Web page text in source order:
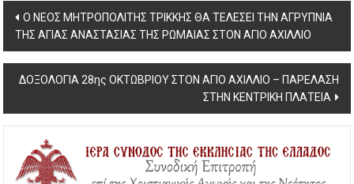
Post
navigation
Ο ΝΕΟΣ ΜΗΤΡΟΠΟΛΙΤΗΣ ΤΡΙΚΚΗΣ ΘΑ ΤΕΛΕΣΕΙ ΤΗΝ ΑΓΡΥΠΝΙΑ
ΤΗΣ ΑΓΙΑΣ ΑΝΑΣΤΑΣΙΑΣ ΤΗΣ ΡΩΜΑΙΑΣ ΣΤΟΝ ΑΓΙΟ ΑΧΙΛΛΙΟ
ΔΟΞΟΛΟΓΙΑ 28ης ΟΚΤΩΒΡΙΟΥ ΣΤΟΝ ΑΓΙΟ ΑΧΙΛΛΙΟ – ΠΑΡΕΛΑΣΗ
ΣΤΗΝ ΚΕΝΤΡΙΚΗ ΠΛΑΤΕΙΑ